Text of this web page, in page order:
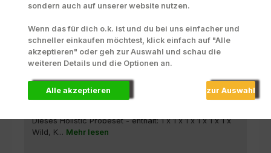
Beschreibung
Im Probeset "Holistic Menüs" sind alle 6 erlesenen
Mahlzeiten dieser Kategorie. Lassen Sie Ihre Katze
diese köstlichen M…Mehr
Dieses Holistic Probeset - enthält: 1 x 1 x 1 x 1 x 1 x 1 x
Wild, K... Mehr lesen
sondern auch auf unserer website nutzen.
Wenn das für dich o.k. ist und du bei uns einfacher und
schneller einkaufen möchtest, klick einfach auf "Alle
akzeptieren" oder geh zur Auswahl und schau die
weiteren Details und die Optionen an.
Alle akzeptieren zur Auswahl